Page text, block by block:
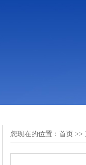
您现在的位置： 首页 >>